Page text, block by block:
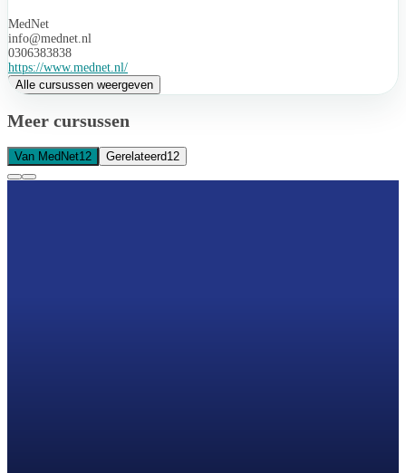
MedNet
info@mednet.nl
0306383838
https://www.mednet.nl/
Alle cursussen weergeven
Meer cursussen
Van MedNet12 Gerelateerd12